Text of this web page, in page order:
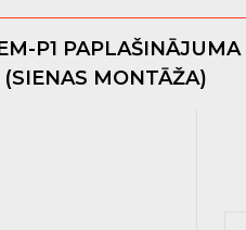
P1
(SIENAS MONTĀŽA)